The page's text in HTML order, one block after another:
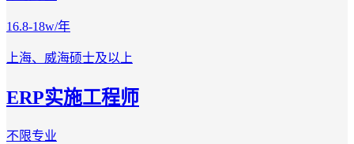
16.8-18w/年
上海、威海硕士及以上
ERP实施工程师
不限专业